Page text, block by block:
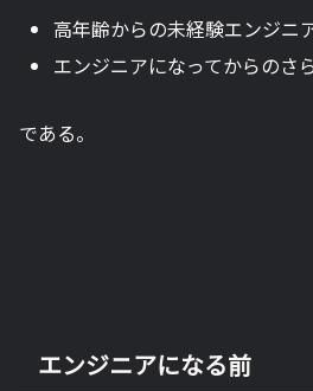
高年齢からの未経験エンジニ
エンジニアになってからのさ
である。
エンジニアになる前